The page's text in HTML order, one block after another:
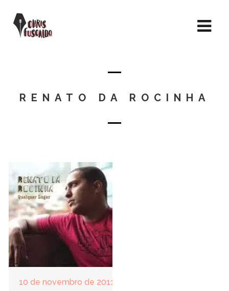
RENATO DA ROCINHA
10 de novembro de 2011